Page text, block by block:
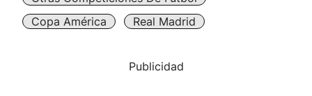
"Helmuga"
Copa América
Real Madrid
Publicidad